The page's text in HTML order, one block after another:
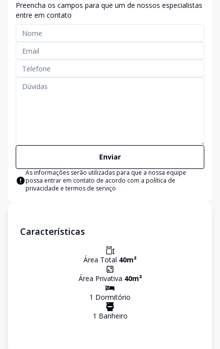
Preencha os campos para que um de nossos especialistas
entre em contato
Enviar
As informações serão utilizadas para que a nossa equipe
possa entrar em contato de acordo com a política de
privacidade e termos de serviço
Características
Área Total 40m²
Área Privativa 40m²
1 Dormitório
1 Banheiro